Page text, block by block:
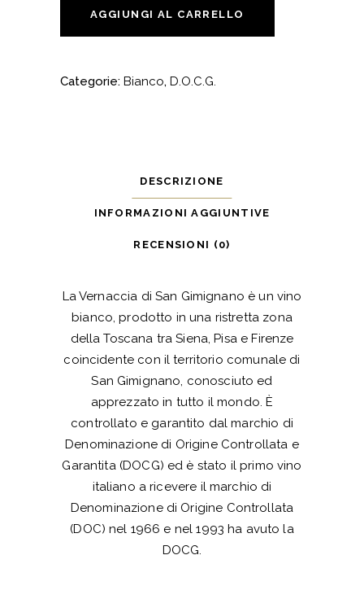
Gimignano
AGGIUNGI AL CARRELLO
Categorie: Bianco, D.O.C.G.
DESCRIZIONE
INFORMAZIONI AGGIUNTIVE
RECENSIONI (0)
La Vernaccia di San Gimignano è un vino
bianco, prodotto in una ristretta zona
della Toscana tra Siena, Pisa e Firenze
coincidente con il territorio comunale di
San Gimignano, conosciuto ed
apprezzato in tutto il mondo. È
controllato e garantito dal marchio di
Denominazione di Origine Controllata e
Garantita (DOCG) ed è stato il primo vino
italiano a ricevere il marchio di
Denominazione di Origine Controllata
(DOC) nel 1966 e nel 1993 ha avuto la
DOCG.